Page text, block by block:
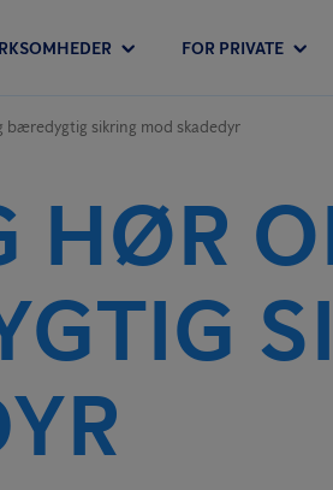
FOR PRIVATE
bæredygtig sikring mod skadedyr
HØR